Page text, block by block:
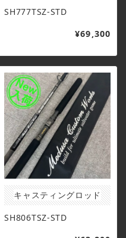
SH777TSZ-STD
¥69,300
キャスティングロッド
SH806TSZ-STD